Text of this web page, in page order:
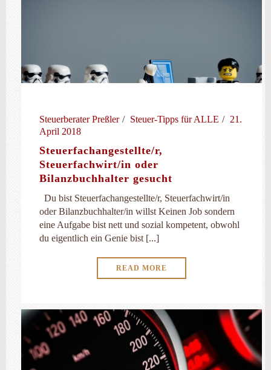
Steuerberater Preßler Steuer-Tipps für ALLE
21.
April 2018
Steuerfachangestellte/r,
Steuerfachwirt/in oder
Bilanzbuchhalter gesucht
Du bist Steuerfachangestellte/r, Steuerfachwirt/in
oder Bilanzbuchhalter/in willst Keinen Job sondern
eine Aufgabe bist nett und sozial kompetent, obwohl
du eigentlich ein Genie bist [...]
READ MORE